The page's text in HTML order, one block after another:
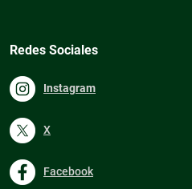
Redes Sociales
Instagram
X
Facebook